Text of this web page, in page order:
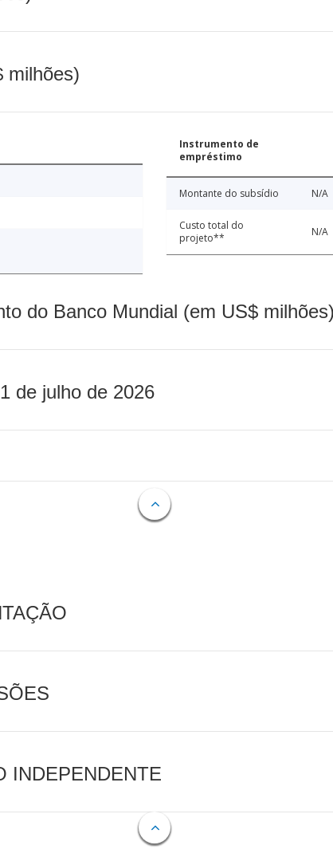
milhões)
Instrumento de
empréstimo
Montante do subsídio N/A
Custo total do
projeto**
N/A
do Banco Mundial (em US$
de julho de 2026
INDEPENDENTE